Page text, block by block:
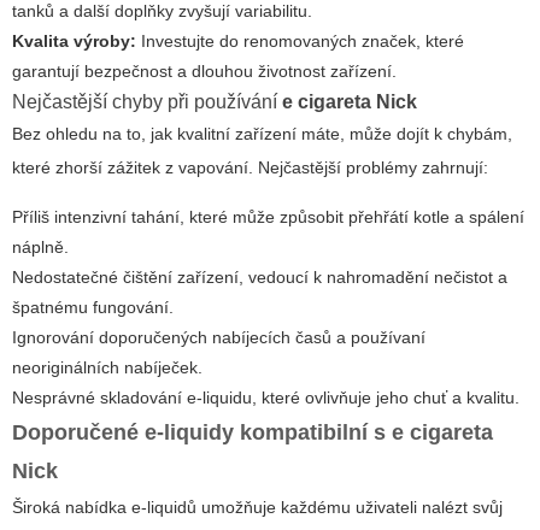
tanků a další doplňky zvyšují variabilitu.
Kvalita výroby: Investujte do renomovaných značek, které
garantují bezpečnost a dlouhou životnost zařízení.
Nejčastější chyby při používání e cigareta Nick
Bez ohledu na to, jak kvalitní zařízení máte, může dojít k chybám,
které zhorší zážitek z vapování. Nejčastější problémy zahrnují:
Příliš intenzivní tahání, které může způsobit přehřátí kotle a spálení
náplně.
Nedostatečné čištění zařízení, vedoucí k nahromadění nečistot a
špatnému fungování.
Ignorování doporučených nabíjecích časů a používaní
neoriginálních nabíječek.
Nesprávné skladování e-liquidu, které ovlivňuje jeho chuť a kvalitu.
Doporučené e-liquidy kompatibilní s e cigareta
Nick
Široká nabídka e-liquidů umožňuje každému uživateli nalézt svůj